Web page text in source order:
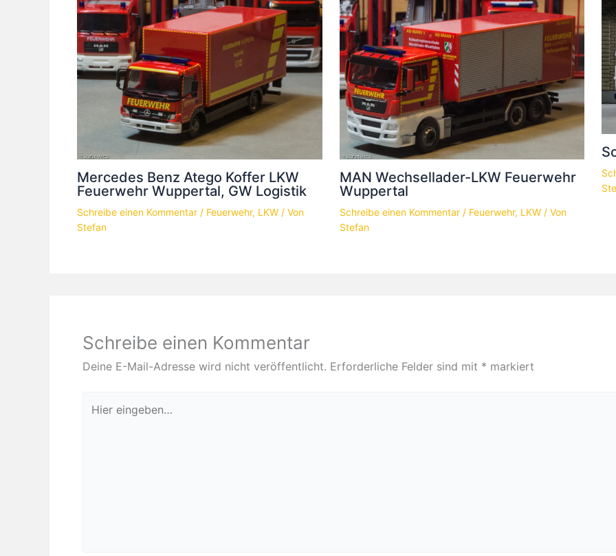
Mercedes Benz Atego Koffer LKW
Feuerwehr Wuppertal, GW Logistik
Schreibe einen Kommentar / Feuerwehr, LKW / Von
Stefan
MAN Wechsellader-LKW Feuerwehr
Wuppertal
Schreibe einen Kommentar / Feuerwehr, LKW/ Von
Stefan
Schreibe einen Kommentar
Deine E-Mail-Adresse wird nicht veröffentlicht. Erforderliche Felder sind mit * markiert
eingeben…